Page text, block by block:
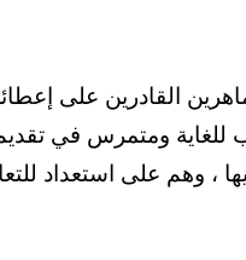
القادرين على
ومتمرس في تقديم
، وهم على استعداد